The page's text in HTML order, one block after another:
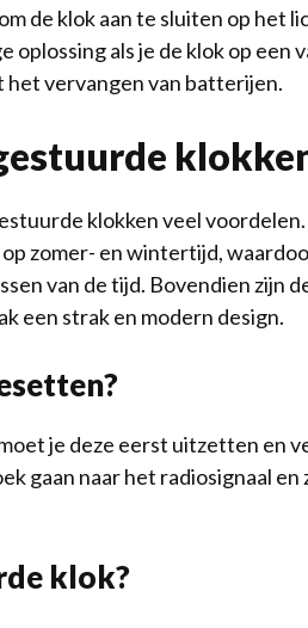
de klok aan te sluiten op het
als je de klok op een
het vervangen van batterijen.
klokken veel
zomer- en wintertijd,
van de tijd. Bovendien zijn
een strak en modern design.
je deze eerst uitzetten en
gaan naar het radiosignaal en
klok?